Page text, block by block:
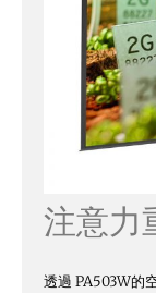
注意力
透過 PA503W的